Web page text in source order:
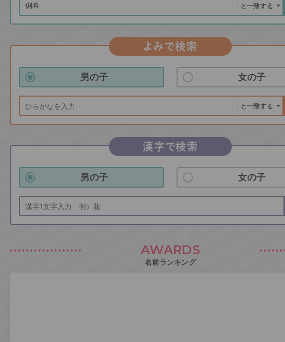
よみで検索
男の子 女の子
漢字で検索
男の子 女の子
AWARDS
名前ランキング